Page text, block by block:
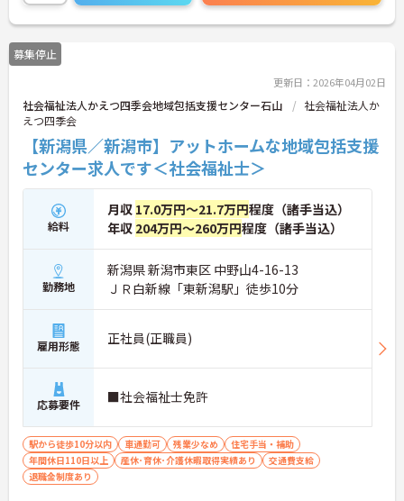
募集停止
更新日：2026年04月02日
社会福祉法人かえつ四季会地域包括支援センター石山
社会福祉法人か
えつ四季会
【新潟県／新潟市】アットホームな地域包括支援
センター求人です＜社会福祉士＞
給料
月収 17.0万円～21.7万円程度（諸手当込）
年収 204万円～260万円程度（諸手当込）
勤務地
新潟県 新潟市東区 中野山4-16-13
ＪＲ白新線「東新潟駅」徒歩10分
雇用形態 正社員(正職員)
応募要件 ■社会福祉士免許
駅から徒歩10分以内 車通勤可 残業少なめ
住宅手当・補助
年間休日110日以上
産休･育休･介護休暇取得実績あり
交通費支給
退職金制度あり